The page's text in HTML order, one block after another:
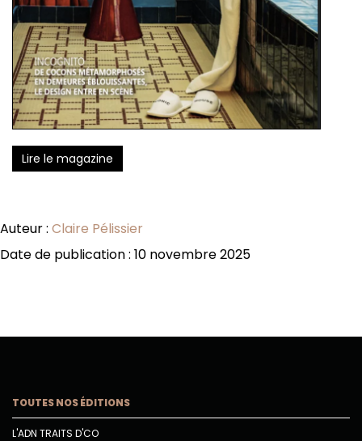
Lire le magazine
Auteur : Claire Pélissier
Date de publication : 10 novembre 2025
TOUTES NOS ÉDITIONS
L'ADN TRAITS D'CO